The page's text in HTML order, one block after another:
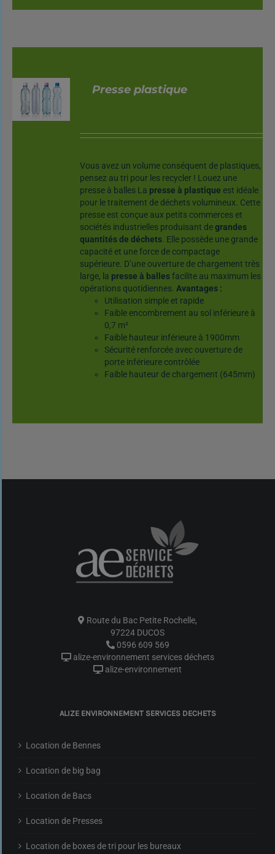
Presse plastique
Vous avez un volume conséquent de plastiques,
pensez au tri pour les recycler ! Louez une
presse à balles La presse à plastique est idéale
pour le traitement de déchets volumineux. Cette
presse est conçue aux petits commerces et
sociétés industrielles produisant degrandes
quantités de déchets . Elle possède une grande
capacité et une force de compactage
supérieure. D’une ouverture de chargement très
large, la presse à ballesfacilite au maximum les
opérations quotidiennes.Avantages :
Utilisation simple et rapide
Faible encombrement au sol inférieure à
0,7 m²
Faible hauteur inférieure à 1900mm
Sécurité renforcée avec ouverture de
porte inférieure contrôlée
Faible hauteur de chargement (645mm)
Route du Bac Petite Rochelle,
97224 DUCOS
0596 609 569
alize-environnement services déchets
alize-environnement
ALIZE ENVIRONNEMENT SERVICES DECHETS
Location de Bennes
Location de big bag
Location de Bacs
Location de Presses
Location de boxes de tri pour les bureaux